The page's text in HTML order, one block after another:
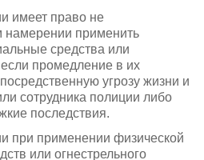
имеет право не
намерении применить
средства или
промедление в их
угрозу жизни и
сотрудника полиции либо
последствия.
при применении физической
или огнестрельного